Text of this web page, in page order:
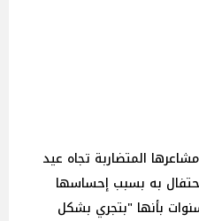
المتضاربة تجاه عيد
به بسبب إحساسها
بأنها "بتجري بشكل